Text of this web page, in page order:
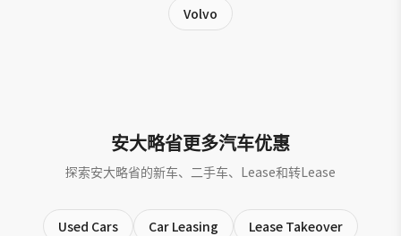
Volvo
安大略省更多汽车优惠
探索安大略省的新车、二手车、Lease和转Lease
Used Cars Car Leasing Lease Takeover